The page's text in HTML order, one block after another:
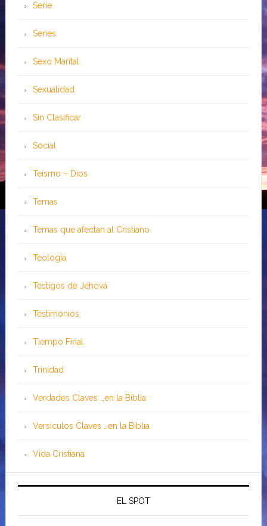
Serie
Series
Sexo Marital
Sexualidad
Sin Clasificar
Social
Teísmo – Dios
Temas
Temas que afectan al Cristiano
Teología
Testigos de Jehová
Testimonios
Tiempo Final
Trinidad
Verdades Claves …en la Biblia
Versículos Claves …en la Biblia
Vida Cristiana
EL SPOT